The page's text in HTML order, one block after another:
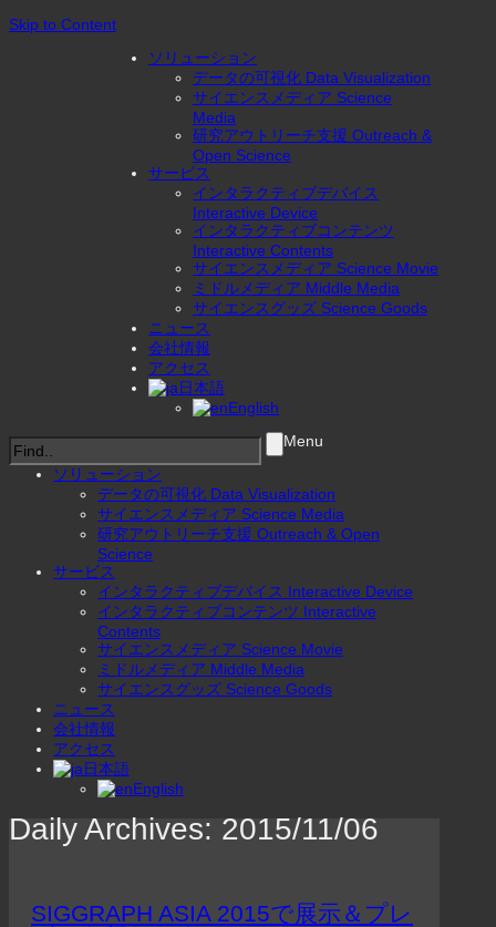
Skip to Content
ソリューション
データの可視化 Data Visualization
サイエンスメディア Science
Media
研究アウトリーチ支援 Outreach &
Open Science
サービス
インタラクティブデバイス
Interactive Device
インタラクティブコンテンツ
Interactive Contents
サイエンスメディア Science Movie
ミドルメディア Middle Media
サイエンスグッズ Science Goods
ニュース
会社情報
アクセス
日本語
English
Menu
ソリューション
データの可視化 Data Visualization
サイエンスメディア Science Media
研究アウトリーチ支援 Outreach & Open
Science
サービス
インタラクティブデバイス Interactive Device
インタラクティブコンテンツ Interactive
Contents
サイエンスメディア Science Movie
ミドルメディア Middle Media
サイエンスグッズ Science Goods
ニュース
会社情報
アクセス
日本語
English
Daily Archives: 2015/11/06
SIGGRAPH ASIA 2015で展示＆プレ